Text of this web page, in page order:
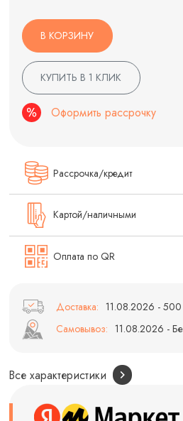
В КОРЗИНУ
КУПИТЬ В 1 КЛИК
Оформить рассрочку
Рассрочка/кредит
Картой/наличными
Оплата по QR
Доставка: 11.08.2026 - 500
Самовывоз: 11.08.2026 -
Все характеристики